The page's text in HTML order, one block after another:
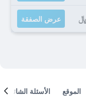
عرض الصفقة
الموقع الأسئلة الشائعة